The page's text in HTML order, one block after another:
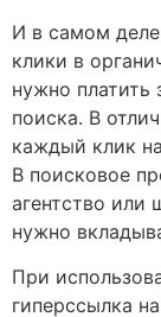
И в самом
клики в
нужно платить
поиска. В
каждый клик
В поисковое
агентство или
нужно
При
гиперссылка